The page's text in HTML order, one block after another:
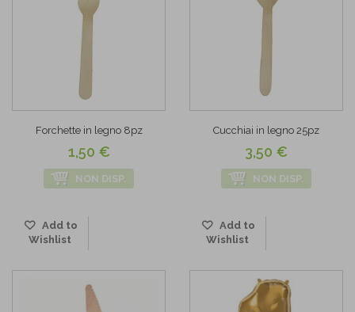
Forchette in legno 8pz
1,50 €
NON DISP.
Add to
Wishlist
Cucchiai in legno 25pz
3,50 €
NON DISP.
Add to
Wishlist